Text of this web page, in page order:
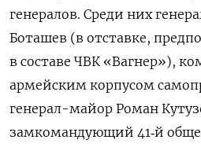
генералов. Среди них
Боташев (в отставке,
в составе ЧВК «Вагнер»),
армейским корпусом
генерал-майор Роман
замкомандующий 41‑й